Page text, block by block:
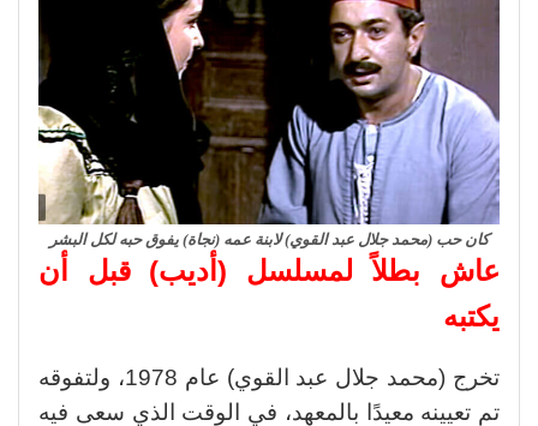
كان حب (محمد جلال عبد القوي) لابنة عمه (نجاة) يفوق حبه لكل البشر
عاش بطلاً لمسلسل (أديب) قبل أن
يكتبه
تخرج (محمد جلال عبد القوي) عام 1978، ولتفوقه
تم تعيينه معيدًا بالمعهد، في الوقت الذي سعى فيه